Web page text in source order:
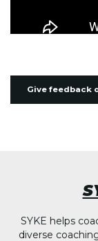
Give feedback
SYKE helps
diverse